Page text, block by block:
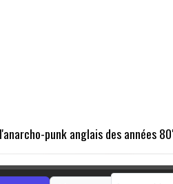
punk anglais des années